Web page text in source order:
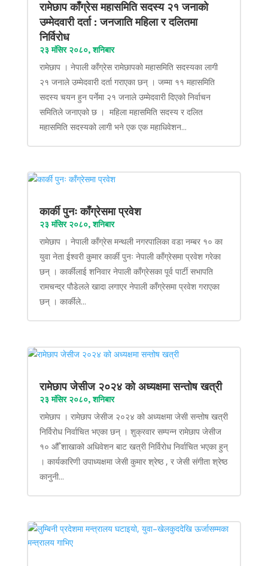
रामेछाप काँग्रेस महासमिति सदस्य २१ जनाको
उम्मेदवारी दर्ता : जनजाति महिला र दलितमा
निर्विरोध
२३ मंसिर २०८०, शनिबार
रामेछाप । नेपाली काँग्रेस रामेछापको महासमिति सदस्यका लागी
२१ जनाले उम्मेदवारी दर्ता गराएका छन् । जम्मा ११ महासमिति
सदस्य चयन हुन पर्नेमा २१ जनाले उम्मेदवारी दिएको निर्वाचन
समितिले जनाएको छ । महिला महासमिति सदस्य र दलित
महासमिति सदस्यको लागी भने एक एक महाधिवेशन...
कार्की पुनः काँग्रेसमा प्रवेश
२३ मंसिर २०८०, शनिबार
रामेछाप । नेपाली काँग्रेस मन्थली नगरपालिका वडा नम्बर १० का
युवा नेता ईश्वरी कुमार कार्की पुनः नेपाली काँग्रेसमा प्रवेश गरेका
छन् । कार्कीलाई शनिवार नेपाली काँग्रेसका पूर्व पार्टी सभापति
रामचन्द्र पौडेलले खादा लगाएर नेपाली काँग्रेसमा प्रवेश गराएका
छन् । कार्कीले...
रामेछाप जेसीज २०२४ को अध्यक्षमा सन्तोष खत्री
२३ मंसिर २०८०, शनिबार
रामेछाप । रामेछाप जेसीज २०२४ को अध्यक्षमा जेसी सन्तोष खत्री
निर्विरोध निर्वाचित भएका छन् । शुक्रवार सम्पन्न रामेछाप जेसीज
१० औँ शाखाको अधिवेशन बाट खत्री निर्विरोध निर्वाचित भएका हुन्
। कार्यकारिणी उपाध्यक्षमा जेसी कुमार श्रेष्ठ , र जेसी संगीता श्रेष्ठ
कानुनी...